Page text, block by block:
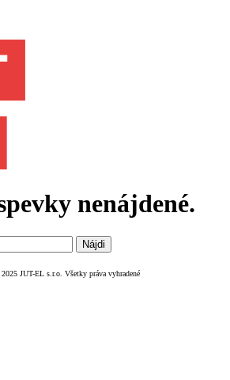
nenájdené.
JUT-EL s.r.o. Všetky práva vyhradené